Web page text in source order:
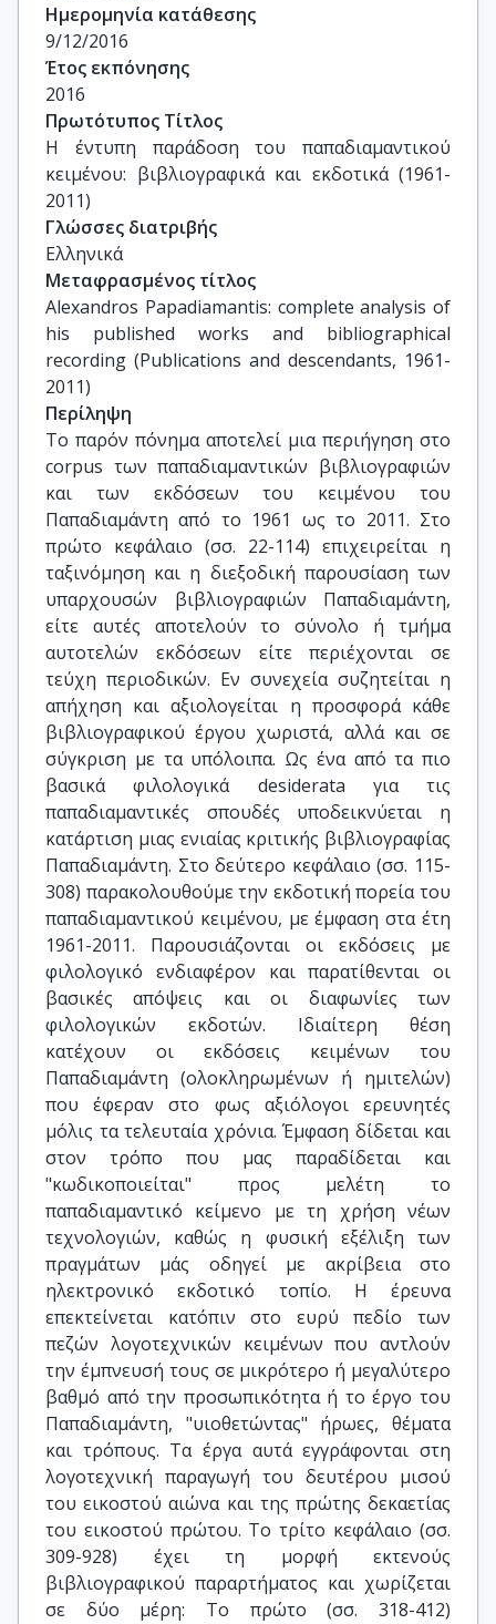
Ημερομηνία κατάθεσης
9/12/2016
Έτος εκπόνησης
2016
Πρωτότυπος Τίτλος
Η έντυπη παράδοση του παπαδιαμαντικού
κειμένου: βιβλιογραφικά και εκδοτικά (1961-
2011)
Γλώσσες διατριβής
Ελληνικά
Μεταφρασμένος τίτλος
Alexandros Papadiamantis: complete analysis of
his published works and bibliographical
recording (Publications and descendants, 1961-
2011)
Περίληψη
Το παρόν πόνημα αποτελεί μια περιήγηση στο
corpus των παπαδιαμαντικών βιβλιογραφιών
και των εκδόσεων του κειμένου του
Παπαδιαμάντη από το 1961 ως το 2011. Στο
πρώτο κεφάλαιο (σσ. 22-114) επιχειρείται η
ταξινόμηση και η διεξοδική παρουσίαση των
υπαρχουσών βιβλιογραφιών Παπαδιαμάντη,
είτε αυτές αποτελούν το σύνολο ή τμήμα
αυτοτελών εκδόσεων είτε περιέχονται σε
τεύχη περιοδικών. Εν συνεχεία συζητείται η
απήχηση και αξιολογείται η προσφορά κάθε
βιβλιογραφικού έργου χωριστά, αλλά και σε
σύγκριση με τα υπόλοιπα. Ως ένα από τα πιο
βασικά φιλολογικά desiderata για τις
παπαδιαμαντικές σπουδές υποδεικνύεται η
κατάρτιση μιας ενιαίας κριτικής βιβλιογραφίας
Παπαδιαμάντη. Στο δεύτερο κεφάλαιο (σσ. 115-
308) παρακολουθούμε την εκδοτική πορεία του
παπαδιαμαντικού κειμένου, με έμφαση στα έτη
1961-2011. Παρουσιάζονται οι εκδόσεις με
φιλολογικό ενδιαφέρον και παρατίθενται οι
βασικές απόψεις και οι διαφωνίες των
φιλολογικών εκδοτών. Ιδιαίτερη θέση
κατέχουν οι εκδόσεις κειμένων του
Παπαδιαμάντη (ολοκληρωμένων ή ημιτελών)
που έφεραν στο φως αξιόλογοι ερευνητές
μόλις τα τελευταία χρόνια. Έμφαση δίδεται και
στον τρόπο που μας παραδίδεται και
"κωδικοποιείται" προς μελέτη το
παπαδιαμαντικό κείμενο με τη χρήση νέων
τεχνολογιών, καθώς η φυσική εξέλιξη των
πραγμάτων μάς οδηγεί με ακρίβεια στο
ηλεκτρονικό εκδοτικό τοπίο. Η έρευνα
επεκτείνεται κατόπιν στο ευρύ πεδίο των
πεζών λογοτεχνικών κειμένων που αντλούν
την έμπνευσή τους σε μικρότερο ή μεγαλύτερο
βαθμό από την προσωπικότητα ή το έργο του
Παπαδιαμάντη, "υιοθετώντας" ήρωες, θέματα
και τρόπους. Τα έργα αυτά εγγράφονται στη
λογοτεχνική παραγωγή του δευτέρου μισού
του εικοστού αιώνα και της πρώτης δεκαετίας
του εικοστού πρώτου. Το τρίτο κεφάλαιο (σσ.
309-928) έχει τη μορφή εκτενούς
βιβλιογραφικού παραρτήματος και χωρίζεται
σε δύο μέρη: Το πρώτο (σσ. 318-412)